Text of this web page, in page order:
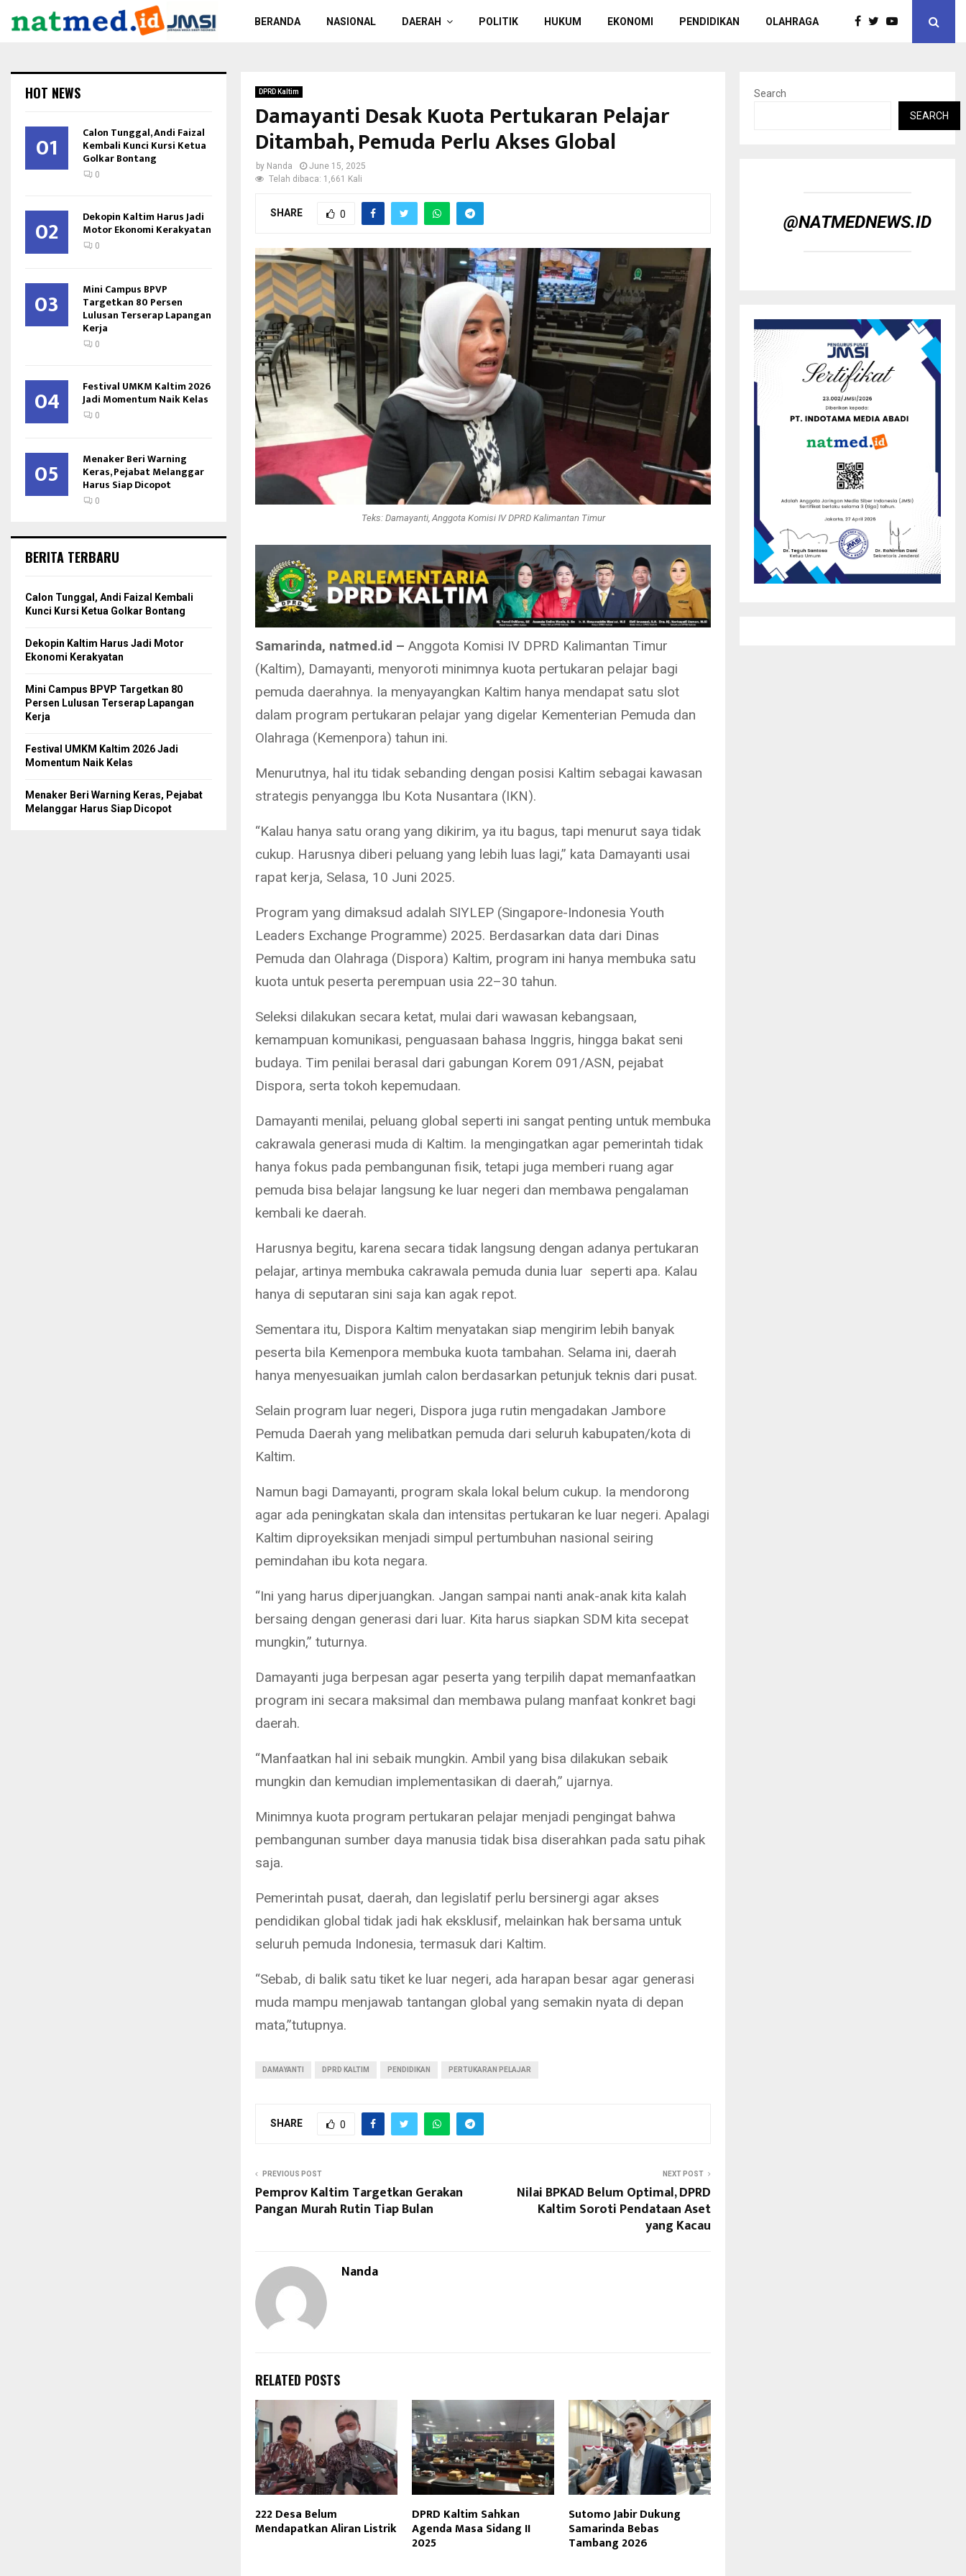
BERANDA NASIONAL DAERAH POLITIK HUKUM EKONOMI PENDIDIKAN OLAHRAGA
DPRD Kaltim
Damayanti Desak Kuota Pertukaran Pelajar
Ditambah, Pemuda Perlu Akses Global
by Nanda
June 15, 2025
Telah dibaca: 1,661 Kali
SHARE 0
Teks: Damayanti, Anggota Komisi IV DPRD Kalimantan Timur
Samarinda, natmed.id – Anggota Komisi IV DPRD Kalimantan Timur
(Kaltim), Damayanti, menyoroti minimnya kuota pertukaran pelajar bagi
pemuda daerahnya. Ia menyayangkan Kaltim hanya mendapat satu slot
dalam program pertukaran pelajar yang digelar Kementerian Pemuda dan
Olahraga (Kemenpora) tahun ini.
Menurutnya, hal itu tidak sebanding dengan posisi Kaltim sebagai kawasan
strategis penyangga Ibu Kota Nusantara (IKN).
“Kalau hanya satu orang yang dikirim, ya itu bagus, tapi menurut saya tidak
cukup. Harusnya diberi peluang yang lebih luas lagi,” kata Damayanti usai
rapat kerja, Selasa, 10 Juni 2025.
Program yang dimaksud adalah SIYLEP (Singapore-Indonesia Youth
Leaders Exchange Programme) 2025. Berdasarkan data dari Dinas
Pemuda dan Olahraga (Dispora) Kaltim, program ini hanya membuka satu
kuota untuk peserta perempuan usia 22–30 tahun.
Seleksi dilakukan secara ketat, mulai dari wawasan kebangsaan,
kemampuan komunikasi, penguasaan bahasa Inggris, hingga bakat seni
budaya. Tim penilai berasal dari gabungan Korem 091/ASN, pejabat
Dispora, serta tokoh kepemudaan.
Damayanti menilai, peluang global seperti ini sangat penting untuk membuka
cakrawala generasi muda di Kaltim. Ia mengingatkan agar pemerintah tidak
hanya fokus pada pembangunan fisik, tetapi juga memberi ruang agar
pemuda bisa belajar langsung ke luar negeri dan membawa pengalaman
kembali ke daerah.
Harusnya begitu, karena secara tidak langsung dengan adanya pertukaran
pelajar, artinya membuka cakrawala pemuda dunia luar seperti apa. Kalau
hanya di seputaran sini saja kan agak repot.
Sementara itu, Dispora Kaltim menyatakan siap mengirim lebih banyak
peserta bila Kemenpora membuka kuota tambahan. Selama ini, daerah
hanya menyesuaikan jumlah calon berdasarkan petunjuk teknis dari pusat.
Selain program luar negeri, Dispora juga rutin mengadakan Jambore
Pemuda Daerah yang melibatkan pemuda dari seluruh kabupaten/kota di
Kaltim.
Namun bagi Damayanti, program skala lokal belum cukup. Ia mendorong
agar ada peningkatan skala dan intensitas pertukaran ke luar negeri. Apalagi
Kaltim diproyeksikan menjadi simpul pertumbuhan nasional seiring
pemindahan ibu kota negara.
“Ini yang harus diperjuangkan. Jangan sampai nanti anak-anak kita kalah
bersaing dengan generasi dari luar. Kita harus siapkan SDM kita secepat
mungkin,” tuturnya.
Damayanti juga berpesan agar peserta yang terpilih dapat memanfaatkan
program ini secara maksimal dan membawa pulang manfaat konkret bagi
daerah.
“Manfaatkan hal ini sebaik mungkin. Ambil yang bisa dilakukan sebaik
mungkin dan kemudian implementasikan di daerah,” ujarnya.
Minimnya kuota program pertukaran pelajar menjadi pengingat bahwa
pembangunan sumber daya manusia tidak bisa diserahkan pada satu pihak
saja.
Pemerintah pusat, daerah, dan legislatif perlu bersinergi agar akses
pendidikan global tidak jadi hak eksklusif, melainkan hak bersama untuk
seluruh pemuda Indonesia, termasuk dari Kaltim.
“Sebab, di balik satu tiket ke luar negeri, ada harapan besar agar generasi
muda mampu menjawab tantangan global yang semakin nyata di depan
mata,”tutupnya.
DAMAYANTI DPRD KALTIM PENDIDIKAN PERTUKARAN PELAJAR
SHARE 0
PREVIOUS POST
Pemprov Kaltim Targetkan Gerakan
Pangan Murah Rutin Tiap Bulan
NEXT POST
Nilai BPKAD Belum Optimal, DPRD
Kaltim Soroti Pendataan Aset
yang Kacau
Nanda
RELATED POSTS
222 Desa Belum
Mendapatkan Aliran Listrik
DPRD Kaltim Sahkan
Agenda Masa Sidang II
2025
Sutomo Jabir Dukung
Samarinda Bebas
Tambang 2026
HOT NEWS
01 Calon Tunggal, Andi Faizal
Kembali Kunci Kursi Ketua
Golkar Bontang
0
02 Dekopin Kaltim Harus Jadi
Motor Ekonomi Kerakyatan
0
03 Mini Campus BPVP
Targetkan 80 Persen
Lulusan Terserap Lapangan
Kerja
0
04 Festival UMKM Kaltim 2026
Jadi Momentum Naik Kelas
0
05 Menaker Beri Warning
Keras, Pejabat Melanggar
Harus Siap Dicopot
0
BERITA TERBARU
Calon Tunggal, Andi Faizal Kembali
Kunci Kursi Ketua Golkar Bontang
Dekopin Kaltim Harus Jadi Motor
Ekonomi Kerakyatan
Mini Campus BPVP Targetkan 80
Persen Lulusan Terserap Lapangan
Kerja
Festival UMKM Kaltim 2026 Jadi
Momentum Naik Kelas
Menaker Beri Warning Keras, Pejabat
Melanggar Harus Siap Dicopot
Search
SEARCH
@NATMEDNEWS.ID